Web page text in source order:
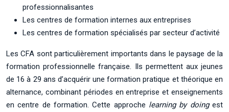
professionnalisantes
Les centres de formation internes aux entreprises
Les centres de formation spécialisés par secteur d’activité
Les CFA sont particulièrement importants dans le paysage de la
formation professionnelle française. Ils permettent aux jeunes
de 16 à 29 ans d’acquérir une formation pratique et théorique en
alternance, combinant périodes en entreprise et enseignements
en centre de formation. Cette approche learning by doing est